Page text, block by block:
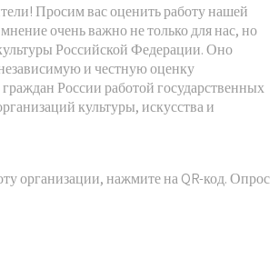
Просим вас оценить работу нашей
очень важно не только для нас, но
Российской Федерации. Оно
и честную оценку
России работой государственных
культуры, искусства и
организации, нажмите на QR-код. Опрос